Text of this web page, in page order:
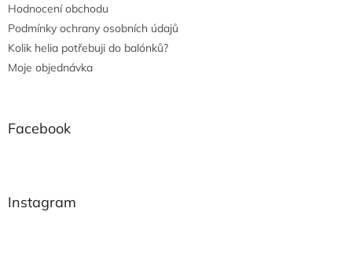
Hodnocení obchodu
Podmínky ochrany osobních údajů
Kolik helia potřebuji do balónků?
Moje objednávka
Facebook
Instagram